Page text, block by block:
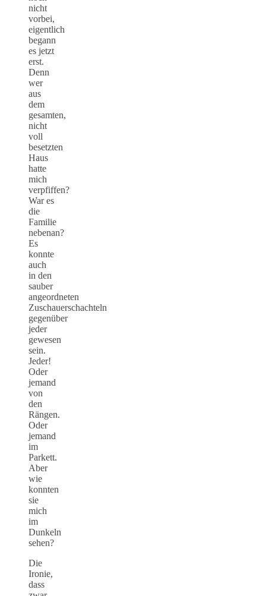
nicht
vorbei,
eigentlich
begann
es jetzt
erst.
Denn
wer
aus
dem
gesamten,
nicht
voll
besetzten
Haus
hatte
mich
verpfiffen?
War es
die
Familie
nebenan?
Es
konnte
auch
in den
sauber
angeordneten
Zuschauerschachteln
gegenüber
jeder
gewesen
sein.
Jeder!
Oder
jemand
von
den
Rängen.
Oder
jemand
im
Parkett.
Aber
wie
konnten
sie
mich
im
Dunkeln
sehen?
Die
Ironie,
dass